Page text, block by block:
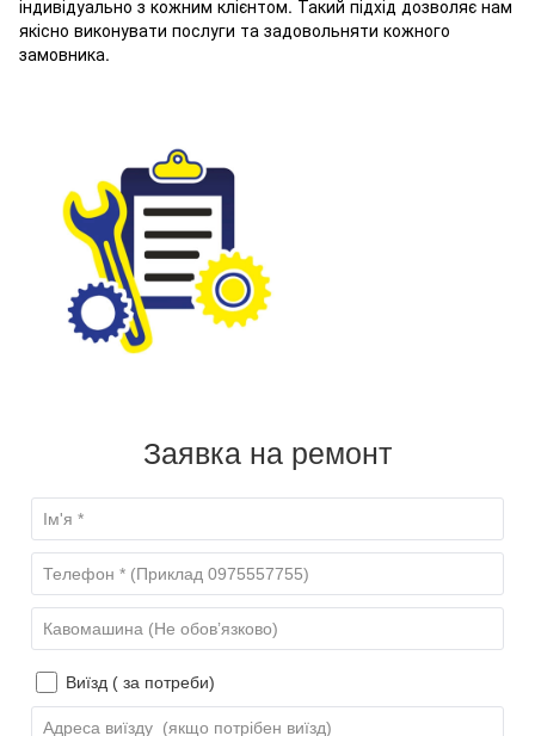
індивідуально з кожним клієнтом. Такий підхід дозволяє нам
якісно виконувати послуги та задовольняти кожного
замовника.